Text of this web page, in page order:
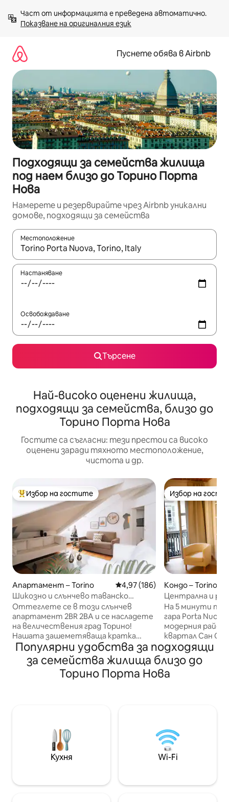
към
съдържанието
Показване на оригиналния език
Пуснете обява в Airbnb
Подходящи за семейства жилища
под наем близо до Торино Порта
Нова
Намерете и резервирайте чрез Airbnb уникални
домове, подходящи за семейства
Местоположение
Когато резултатите се покажат, използвайте
Настаняване
Освобождаване
Търсене
Най-високо оценени жилища,
подходящи за семейства, близо до
Торино Порта Нова
Гостите са съгласни: тези престои са високо
оценени заради тяхното местоположение,
чистота и др.
Най-популярен избор на гостите
Избор на гостите
Апартамент – Torino Средна оценка: 4,97 от 5,
4,97 (186)
Шикозно и слънчево таванско
помещение: близо до всичко ~
климатик и Wi-Fi
Оттеглете се в този слънчев
апартамент 2BR 2BA и се насладете
на величествения град Торино!
Нашата зашеметяваща кратка
почивка, която се гордее с модерен
дизайн, подчертан от
естествената слънчева светлина,
е сгушено на отлично място, което
✔ Sunny Open - Concept Living +
разтегателен диван ✔ Напълно
оборудвана кухня ✔
Високоскоростен Wi - Fi ✔ Работни
Климатик ✔ Асансьор ✔ Платен
Избор на
Избор на
Кондо – Torino
Централна и
Торино
На 5 минути
гара Porta
модерния район
квартал Сан
барове и ресторанти.
1 спалня с
кухня +
Оборудвано с
„Валентино “,
болници, метро.
настаняване
Популярни удобства за подходящи
за семейства жилища близо до
Торино Порта Нова
Кухня Wi-Fi